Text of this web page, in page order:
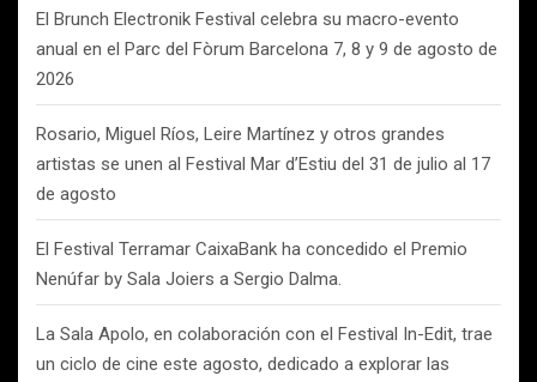
El Brunch Electronik Festival celebra su macro-evento
anual en el Parc del Fòrum Barcelona 7, 8 y 9 de agosto de
2026
Rosario, Miguel Ríos, Leire Martínez y otros grandes
artistas se unen al Festival Mar d’Estiu del 31 de julio al 17
de agosto
El Festival Terramar CaixaBank ha concedido el Premio
Nenúfar by Sala Joiers a Sergio Dalma.
La Sala Apolo, en colaboración con el Festival In-Edit, trae
un ciclo de cine este agosto, dedicado a explorar las